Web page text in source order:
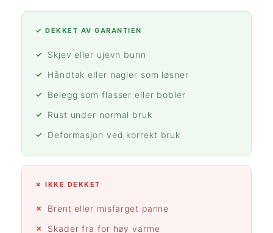
✓ DEKKET AV GARANTIEN
Skjev eller ujevn bunn
Håndtak eller nagler som løsner
Belegg som flasser eller bobler
Rust under normal bruk
Deformasjon ved korrekt bruk
✗ IKKE DEKKET
Brent eller misfarget panne
Skader fra for høy varme